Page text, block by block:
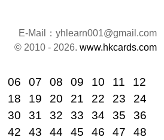
E-Mail： yhlearn001@gmail.com
© 2010 - 2026. www.hkcards.com
06 07 08 09 10 11
12
18 19 20 21 22 23
24
30 31 32 33 34 35
36
42 43 44 45 46 47 48